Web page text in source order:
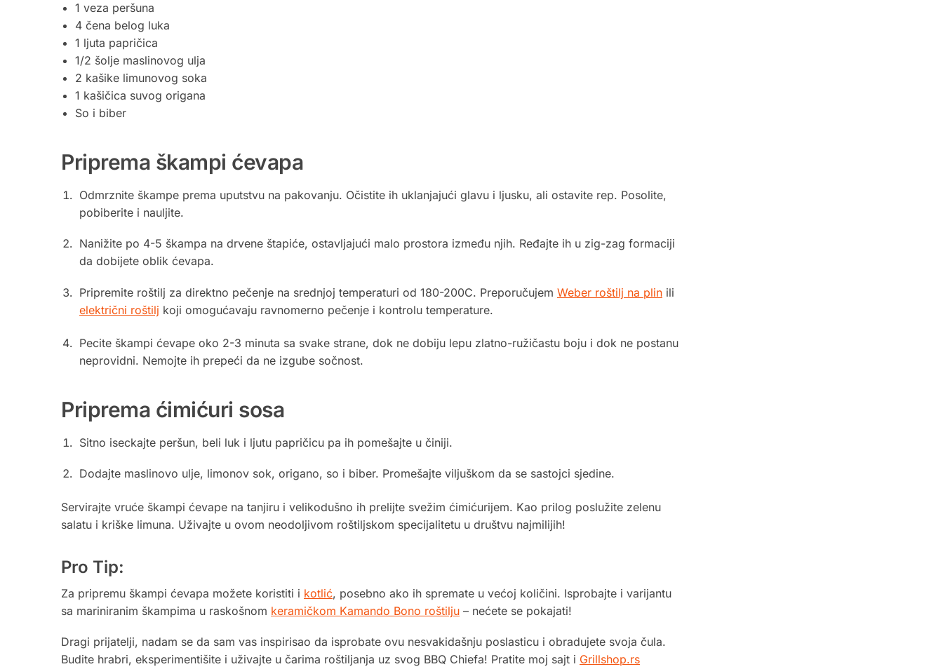
1 veza peršuna
4 čena belog luka
1 ljuta papričica
1/2 šolje maslinovog ulja
2 kašike limunovog soka
1 kašičica suvog origana
So i biber
Priprema škampi ćevapa
Odmrznite škampe prema uputstvu na pakovanju. Očistite ih uklanjajući glavu i ljusku, ali ostavite rep. Posolite,
pobiberite i nauljite.
Nanižite po 4-5 škampa na drvene štapiće, ostavljajući malo prostora između njih. Ređajte ih u zig-zag formaciji
da dobijete oblik ćevapa.
Pripremite roštilj za direktno pečenje na srednjoj temperaturi od 180-200C. Preporučujem Weber roštilj na plin ili
električni roštilj koji omogućavaju ravnomerno pečenje i kontrolu temperature.
Pecite škampi ćevape oko 2-3 minuta sa svake strane, dok ne dobiju lepu zlatno-ružičastu boju i dok ne postanu
neprovidni. Nemojte ih prepeći da ne izgube sočnost.
Priprema ćimićuri sosa
Sitno iseckajte peršun, beli luk i ljutu papričicu pa ih pomešajte u činiji.
Dodajte maslinovo ulje, limonov sok, origano, so i biber. Promešajte viljuškom da se sastojci sjedine.
Servirajte vruće škampi ćevape na tanjiru i velikodušno ih prelijte svežim ćimićurijem. Kao prilog poslužite zelenu
salatu i kriške limuna. Uživajte u ovom neodoljivom roštiljskom specijalitetu u društvu najmilijih!
Pro Tip:
Za pripremu škampi ćevapa možete koristiti i kotlić, posebno ako ih spremate u većoj količini. Isprobajte i varijantu
sa mariniranim škampima u raskošnom keramičkom Kamando Bono roštilju – nećete se pokajati!
Dragi prijatelji, nadam se da sam vas inspirisao da isprobate ovu nesvakidašnju poslasticu i obradujete svoja čula.
Budite hrabri, eksperimentišite i uživajte u čarima roštiljanja uz svog BBQ Chiefa! Pratite moj sajt i Grillshop.rs